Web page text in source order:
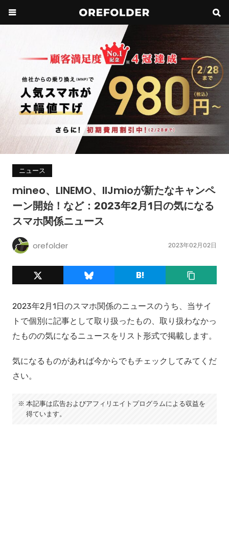
ニュース
mineo、LINEMO、IIJmioが新たなキャンペ
ーン開始！など：2023年2月1日の気になる
スマホ関係ニュース
orefolder 2023年02月02日
2023年2月1日のスマホ関係のニュースのうち、当サイ
トで個別に記事として取り扱ったもの、取り扱わなかっ
たものの気になるニュースをリスト形式で掲載します。
気になるものがあれば今からでもチェックしてみてくだ
さい。
本記事は広告およびアフィリエイトプログラムによる収益を
得ています。